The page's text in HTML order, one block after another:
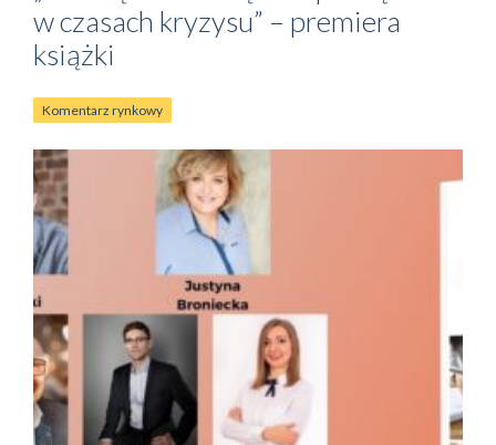
w czasach kryzysu” – premiera
książki
Komentarz rynkowy